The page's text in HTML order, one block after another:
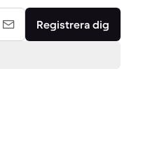
Registrera dig